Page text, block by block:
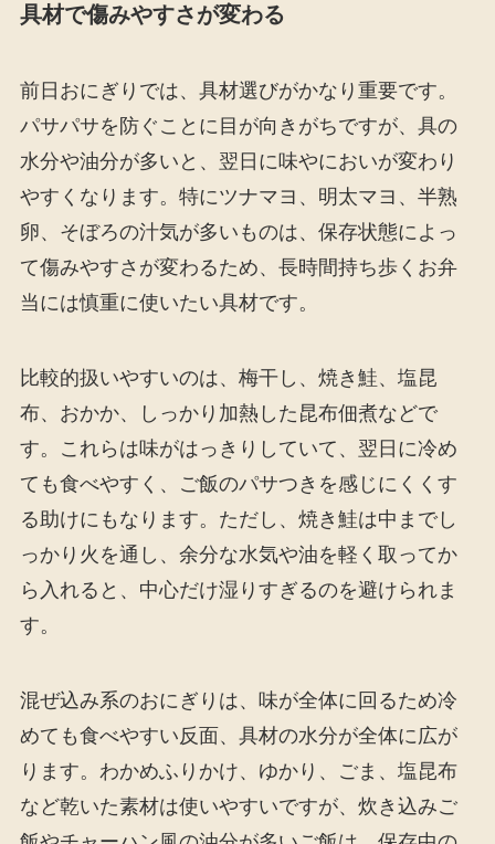
具材で傷みやすさが変わる
前日おにぎりでは、具材選びがかなり重要です。
パサパサを防ぐことに目が向きがちですが、具の
水分や油分が多いと、翌日に味やにおいが変わり
やすくなります。特にツナマヨ、明太マヨ、半熟
卵、そぼろの汁気が多いものは、保存状態によっ
て傷みやすさが変わるため、長時間持ち歩くお弁
当には慎重に使いたい具材です。
比較的扱いやすいのは、梅干し、焼き鮭、塩昆
布、おかか、しっかり加熱した昆布佃煮などで
す。これらは味がはっきりしていて、翌日に冷め
ても食べやすく、ご飯のパサつきを感じにくくす
る助けにもなります。ただし、焼き鮭は中までし
っかり火を通し、余分な水気や油を軽く取ってか
ら入れると、中心だけ湿りすぎるのを避けられま
す。
混ぜ込み系のおにぎりは、味が全体に回るため冷
めても食べやすい反面、具材の水分が全体に広が
ります。わかめふりかけ、ゆかり、ごま、塩昆布
など乾いた素材は使いやすいですが、炊き込みご